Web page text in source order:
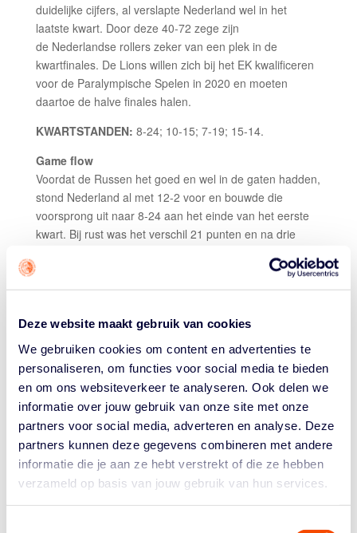
Deze website maakt gebruik van cookies
We gebruiken cookies om content en advertenties te
personaliseren, om functies voor social media te bieden
en om ons websiteverkeer te analyseren. Ook delen we
informatie over jouw gebruik van onze site met onze
partners voor social media, adverteren en analyse. Deze
partners kunnen deze gegevens combineren met andere
informatie die je aan ze hebt verstrekt of die ze hebben
verzameld op basis van jouw gebruik van hun services.
duidelijke cijfers, al verslapte Nederland wel in het
laatste kwart. Door deze 40-72 zege zijn
de Nederlandse rollers zeker van een plek in de
kwartfinales. De Lions willen zich bij het EK kwalificeren
voor de Paralympische Spelen in 2020 en moeten
daartoe de halve finales halen.
KWARTSTANDEN: 8-24; 10-15; 7-19; 15-14.
Game flow
Voordat de Russen het goed en wel in de gaten hadden,
stond Nederland al met 12-2 voor en bouwde die
voorsprong uit naar 8-24 aan het einde van het eerste
kwart. Bij rust was het verschil 21 punten en na drie
de Lions af, mede door de wissels die Van Rootselaar
doorvoerde, want alle spelers kregen speeltijd.
Russen,
Top performers
Mustafa Korkmaz 17 punten, 3/7 driepunters,
4 rebounds en 6 assists; Mendel op den Orth 20
punten en 5 rebounds; Robin Poggenwisch 6 punten, 8
rebounds, 11 assists en 4 steals
Opvallend
Nederland won het reboundgevecht met 42-34, kwam
uit op 21 assists en dwong 24 keer balverlies bij de